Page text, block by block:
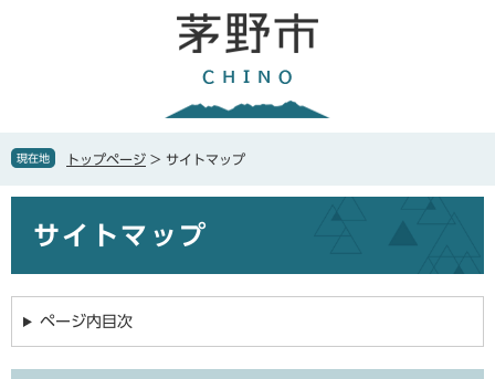
で
。
ば
て
現在地 トップページ > サイトマップ
サイトマップ
ページ内目次